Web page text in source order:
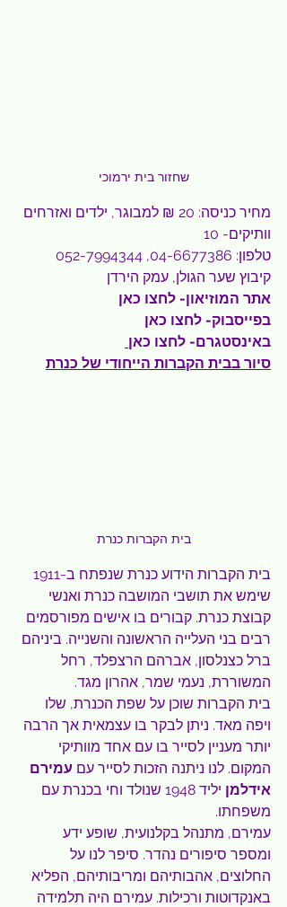
שחזור בית ירמוכי
מחיר כניסה: 20 ₪ למבוגר, ילדים ואזרחים
וותיקים- 10
טלפון: 04-6677386, 052-7994344
קיבוץ שער הגולן, עמק הירדן
אתר המוזיאון- לחצו כאן
בפייסבוק- לחצו כאן
באינסטגרם- לחצו כאן
סיור בבית הקברות הייחודי של כנרת
בית הקברות כנרת
שימש את תושבי המושבה כנרת ואנשי
קבוצת כנרת. קבורים בו אישים מפורסמים
רבים בני העלייה הראשונה והשנייה. ביניהם
ברל כצנלסון, אברהם הרצפלד, רחל
המשוררת, נעמי שמר, אהרון מגד.
בית הקברות שוכן על שפת הכנרת, שלו
ויפה מאד. ניתן לבקר בו עצמאית אך הרבה
יותר מעניין לסייר בו עם אחד מוותיקי
המקום. לנו ניתנה הזכות לסייר עם עמירם
אידלמן
יליד 1948 שנולד וחי בכנרת עם
משפחתו.
עמירם, מתנהל בקלנועית, שופע ידע
ומספר סיפורים נהדר. סיפר לנו על
החלוצים, אהבותיהם ומריבותיהם, הפליא
באנקדוטות ורכילות. עמירם היה תלמידה